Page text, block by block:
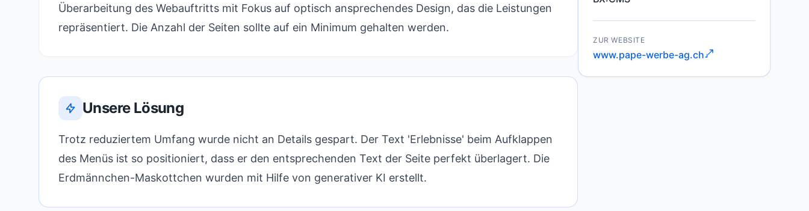
Überarbeitung des Webauftritts mit Fokus auf optisch ansprechendes Design, das die Leistungen
repräsentiert. Die Anzahl der Seiten sollte auf ein Minimum gehalten werden.
Unsere Lösung
Trotz reduziertem Umfang wurde nicht an Details gespart. Der Text 'Erlebnisse' beim Aufklappen
des Menüs ist so positioniert, dass er den entsprechenden Text der Seite perfekt überlagert. Die
Erdmännchen-Maskottchen wurden mit Hilfe von generativer KI erstellt.
ZUR WEBSITE
www.pape-werbe-ag.ch